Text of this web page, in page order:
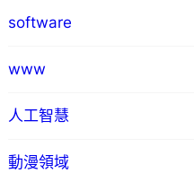
software
www
人工智慧
動漫領域